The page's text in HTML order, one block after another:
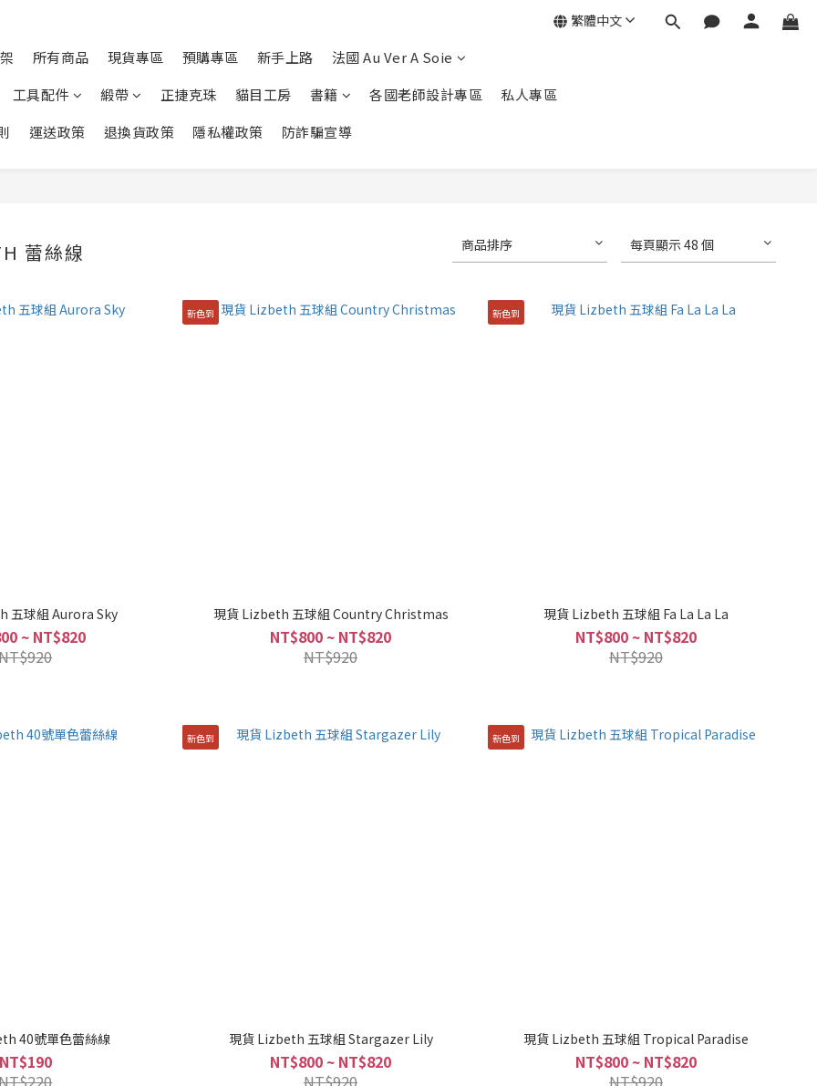
所有商品 現貨專區 預購專區 新手上路
法國 Au Ver A Soie
工具配件 緞帶 正捷克珠 貓目工房 書籍 各國老師設計專區
私人專區
運送政策 退換貨政策 隱私權政策 防詐騙宣導
繁體中文
蕾絲線 商品排序 每頁顯示 48 個
五球組 Aurora Sky
~ NT$820
新色到
現貨 Lizbeth 五球組 Country Christmas
NT$800 ~ NT$820
NT$920
新色到
現貨 Lizbeth 五球組 Fa La La La
NT$800 ~ NT$820
NT$920
40號單色蕾絲線
NT$190
新色到
現貨 Lizbeth 五球組 Stargazer Lily
NT$800 ~ NT$820
NT$920
新色到
現貨 Lizbeth 五球組 Tropical Paradise
NT$800 ~ NT$820
NT$920